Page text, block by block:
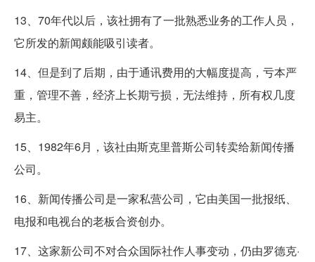
13、70年代以后，该社拥有了一批熟悉业务的工作人员，
它所发的新闻颇能吸引读者。
14、但是到了后期，由于通讯费用的大幅度提高，亏本严
重，管理不善，经济上长期亏损，无法维持，所有权几度
易主。
15、1982年6月，该社由斯克里普斯公司转卖给新闻传播
公司。
16、新闻传播公司是一家私营公司，它由美国一批报纸、
电报和电视台的老板合资创办。
17、这家新公司不对合众国际社作人事变动，仍由罗德克·